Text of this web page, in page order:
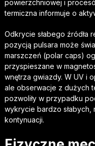
powierzchniowej i
termiczna informuje o
Odkrycie słabego źródła
pozycją pulsara może
marszczeń (polar caps)
przyspieszane w
wnętrza gwiazdy. W UV i
ale obserwacje z dużych
pozwoliły w przypadku
wykrycie bardzo
kontynuacji.